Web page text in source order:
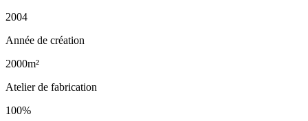
2004
Année de création
2000m²
Atelier de fabrication
100%